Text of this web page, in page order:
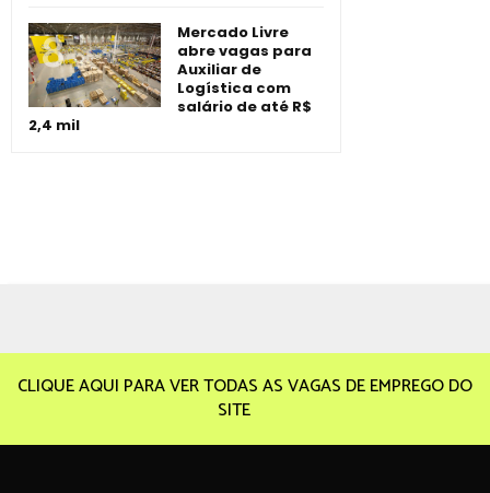
Mercado Livre
abre vagas para
Auxiliar de
Logística com
salário de até R$
2,4 mil
CLIQUE AQUI PARA VER TODAS AS VAGAS DE EMPREGO DO
SITE